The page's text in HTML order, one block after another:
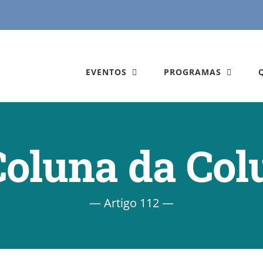
EVENTOS PROGRAMAS
da
— Artigo 112 —